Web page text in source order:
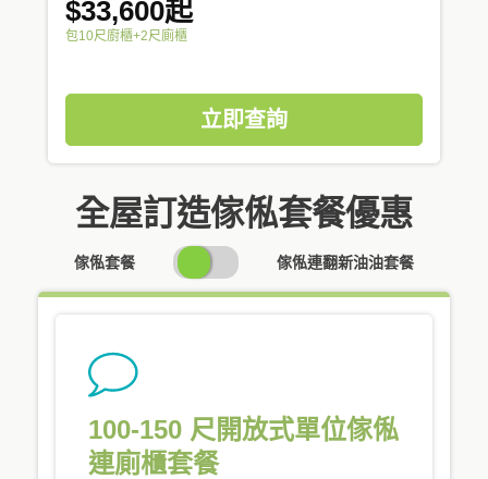
$33,600起
包10尺廚櫃+2尺廁櫃
立即查詢
全屋訂造傢俬套餐優惠
傢俬套餐
SWITCH
PRICING
傢俬連翻新油油套餐
100-150 尺開放式單位傢俬
連廁櫃套餐